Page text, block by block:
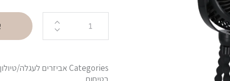
Categoriesאביזרים לעגלה/טיולון